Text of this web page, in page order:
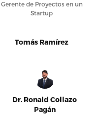
Gerente de Proyectos en un
Startup
Tomás Ramírez
Dr. Ronald Collazo
Pagán